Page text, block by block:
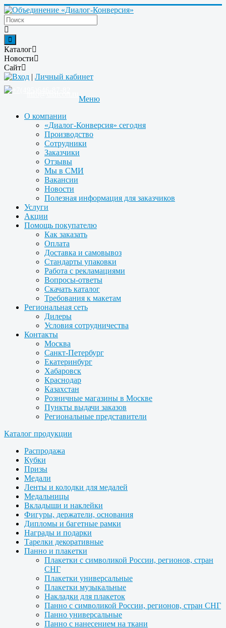
Каталог
Новости
Сайт
Вход | Личный кабинет
Меню
О компании
«Диалог-Конверсия» сегодня
Производство
Сотрудники
Заказчики
Отзывы
Мы в СМИ
Вакансии
Новости
Полезная информация для заказчиков
Услуги
Акции
Помощь покупателю
Как заказать
Оплата
Доставка и самовывоз
Стандарты упаковки
Работа с рекламациями
Вопросы-ответы
Скачать каталог
Требования к макетам
Региональная сеть
Дилеры
Условия сотрудничества
Контакты
Москва
Санкт-Петербург
Екатеринбург
Хабаровск
Краснодар
Казахстан
Розничные магазины в Москве
Пункты выдачи заказов
Региональные представители
Каталог продукции
Распродажа
Кубки
Призы
Медали
Ленты и колодки для медалей
Медальницы
Вкладыши и наклейки
Фигуры, держатели, основания
Дипломы и багетные рамки
Награды и подарки
Тарелки декоративные
Панно и плакетки
Плакетки с символикой России, регионов, стран
СНГ
Плакетки универсальные
Плакетки музыкальные
Накладки для плакеток
Панно с символикой России, регионов, стран СНГ
Панно универсальные
Панно с нанесением на ткани